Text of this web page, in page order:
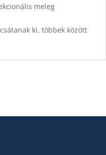
meleg
ki, többek között